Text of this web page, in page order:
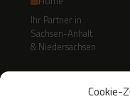
Cookie-
Ihr Partner in
Sachsen-Anhalt
& Niedersachsen